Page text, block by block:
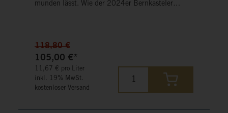
munden lässt. Wie der 2024er Bernkasteler
Schiefernoten, eine elegante Fruchtsüße und eine
zupackende Säure zusammen – Gegensätze
köstlich vereint.
118,80 €
105,00 €*
11,67 € pro Liter
inkl. 19% MwSt.
kostenloser Versand